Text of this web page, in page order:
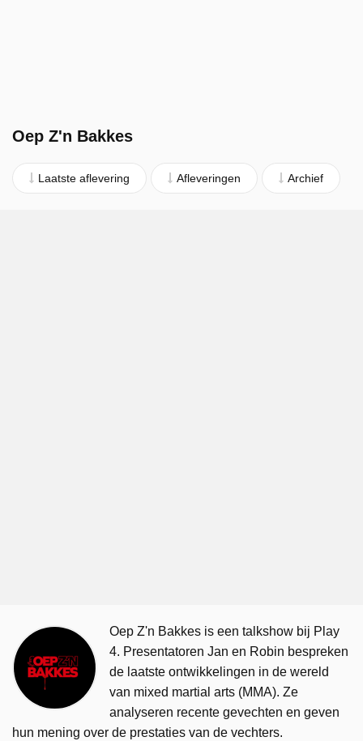
Oep Z'n Bakkes
Laatste aflevering Afleveringen Archief
Oep Z'n Bakkes is een talkshow bij Play
4. Presentatoren Jan en Robin bespreken
de laatste ontwikkelingen in de wereld
van mixed martial arts (MMA). Ze
analyseren recente gevechten en geven
hun mening over de prestaties van de vechters.